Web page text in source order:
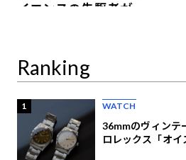
イエンスの先駆者が語
Ranking
1 WATCH
36mmのヴィンテ
ロレックス「オイ